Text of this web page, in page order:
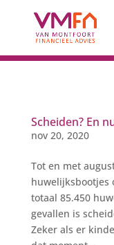
Scheiden? En
nov 20, 2020
Tot en met
huwelijksbootjes
totaal 85.450
gevallen is
Zeker als er